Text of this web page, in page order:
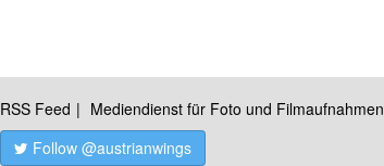
RSS Feed Mediendienst für Foto und Filmaufnahmen
Follow @austrianwings